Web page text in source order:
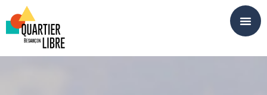
Panneau de gestion des cookies